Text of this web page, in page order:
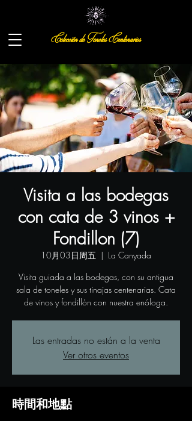
Colección de Toneles Centenarios
Visita a las bodegas
con cata de 3 vinos +
Fondillon (7)
10月03日周五
  |
La Canyada
Visita guiada a las bodegas, con su antigua
sala de toneles y sus tinajas centenarias. Cata
de vinos y fondillón con nuestra enóloga.
Las entradas no están a la venta
Ver otros eventos
時間和地點